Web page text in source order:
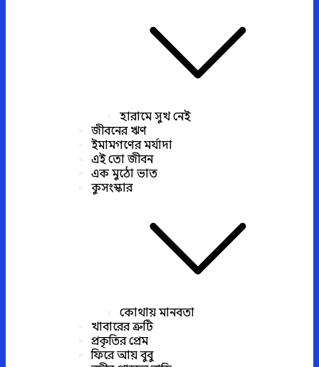
হারামে সুখ নেই
জীবনের ঋণ
ইমামগণের মর্যাদা
এই তো জীবন
এক মুঠো ভাত
কুসংস্কার
কোথায় মানবতা
খাবারের ত্রুটি
প্রকৃতির প্রেম
ফিরে আয় বুবু